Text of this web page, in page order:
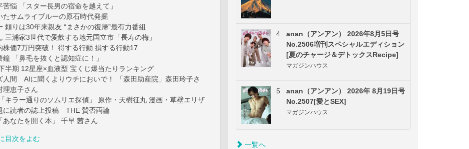
苦悩 「スター長男の宿命を越えて」
たサムライブルーの原石時代発掘
頼りは30年来親友 “まさかの復帰”最有力番組
三浦家3世代で愛飲する地元国立市「長寿の梅」
株価7万円突破！ 得する行動 損する行動17
鐘 「鼻毛を抜くと認知症に！」
半期 12星座×血液型 宝くじ爆当たりランキング
人間 AIに聞くよりウチにおいで！ 「森田助産院」森田玲子さ
理恵子さん
キラー通りのソムリエ探偵」 原作・天樹征丸 漫画・草壁エリザ
に読者の誌上投稿 THE 賛否両論
あなたを開く本」 千早 茜さん
目次をよむ
4
anan（アンアン） 2026年8月5日号
No.2506増刊スペシャルエディション
[夏のチャージ＆デトックスRecipe]
マガジンハウス
5
anan（アンアン） 2026年 8月19日号
No.2507[愛とSEX]
マガジンハウス
一覧へ